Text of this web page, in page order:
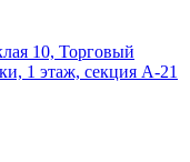
10, Торговый
1 этаж, секция А-21